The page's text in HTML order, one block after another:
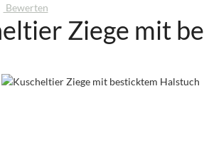
Bewertung von 0 von 5 Sternen
Bewerten
Ziege mit